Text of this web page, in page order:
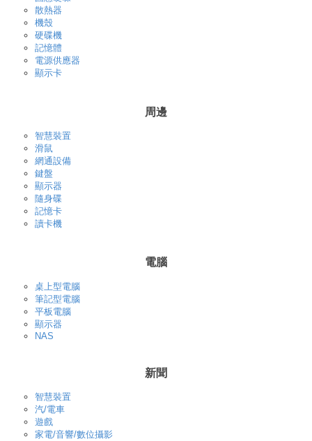
散熱器
機殼
硬碟機
記憶體
電源供應器
顯示卡
周邊
智慧裝置
滑鼠
網通設備
鍵盤
顯示器
隨身碟
記憶卡
讀卡機
電腦
桌上型電腦
筆記型電腦
平板電腦
顯示器
NAS
新聞
智慧裝置
汽/電車
遊戲
家電/音響/數位攝影